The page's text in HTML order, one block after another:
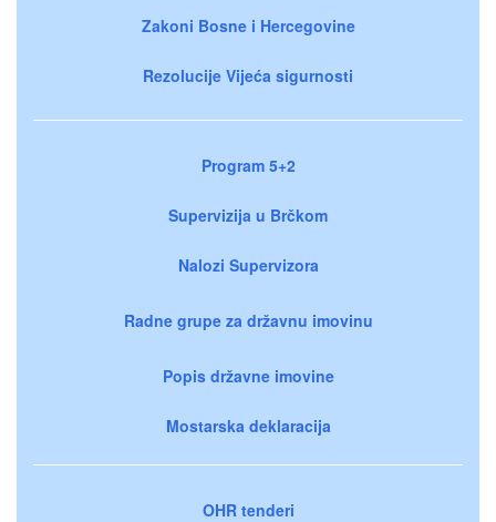
Zakoni Bosne i Hercegovine
Rezolucije Vijeća sigurnosti
Program 5+2
Supervizija u Brčkom
Nalozi Supervizora
Radne grupe za državnu imovinu
Popis državne imovine
Mostarska deklaracija
OHR tenderi